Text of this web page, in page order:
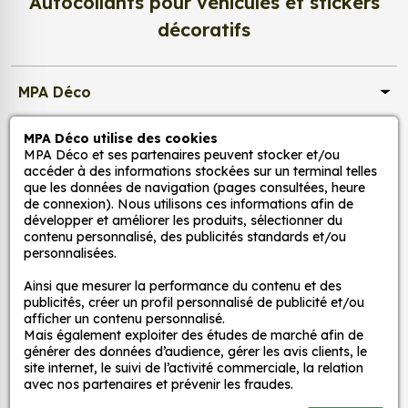
et ce, à moindre coût et sans effort.
nos Autocollant Drapeau Seychelles sont
disponibles dans une large gamme de motifs et
de couleurs, ce qui vous permet de trouver le
sticker parfait pour votre décoration.
Une installation facile : nos stickers sont faciles
à installer, même pour les débutants. Il suffit de
les décoller de leur support et de les coller sur
la surface souhaitée. Vous pouvez vous aider
d’une raclette si besoin.
Une durabilité élevée : nos stickers sont
fabriqués à partir de matériaux de haute
qualité, ce qui leur confère une excellente
durabilité. Ils peuvent résister aux intempéries,
décoratifs
MPA Déco
Nos services
Nos sites
Mon Compte
Aide
A propos
MPA Déco utilise des cookies
MPA Déco et ses partenaires peuvent stocker et/ou
accéder à des informations stockées sur un terminal telles
que les données de navigation (pages consultées, heure
de connexion). Nous utilisons ces informations afin de
développer et améliorer les produits, sélectionner du
contenu personnalisé, des publicités standards et/ou
personnalisées.
Ainsi que mesurer la performance du contenu et des
publicités, créer un profil personnalisé de publicité et/ou
afficher un contenu personnalisé.
Mais également exploiter des études de marché afin de
générer des données d’audience, gérer les avis clients, le
site internet, le suivi de l’activité commerciale, la relation
avec nos partenaires et prévenir les fraudes.